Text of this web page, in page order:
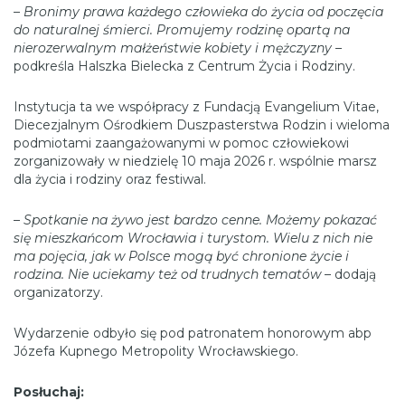
– Bronimy prawa każdego człowieka do życia od poczęcia
do naturalnej śmierci. Promujemy rodzinę opartą na
nierozerwalnym małżeństwie kobiety i mężczyzny –
podkreśla Halszka Bielecka z Centrum Życia i Rodziny.
Instytucja ta we współpracy z Fundacją Evangelium Vitae,
Diecezjalnym Ośrodkiem Duszpasterstwa Rodzin i wieloma
podmiotami zaangażowanymi w pomoc człowiekowi
zorganizowały w niedzielę 10 maja 2026 r. wspólnie marsz
dla życia i rodziny oraz festiwal.
– Spotkanie na żywo jest bardzo cenne. Możemy pokazać
się mieszkańcom Wrocławia i turystom. Wielu z nich nie
ma pojęcia, jak w Polsce mogą być chronione życie i
rodzina. Nie uciekamy też od trudnych tematów– dodają
organizatorzy.
Wydarzenie odbyło się pod patronatem honorowym abp
Józefa Kupnego Metropolity Wrocławskiego.
Posłuchaj: